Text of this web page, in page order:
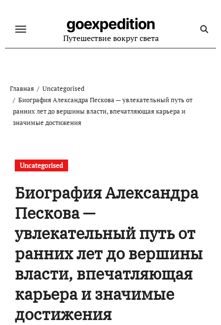
содержанию
goexpedition
Путешествие вокруг света
Главная
Uncategorised
Биография Александра Пескова — увлекательный путь от
ранних лет до вершины власти, впечатляющая карьера и
значимые достижения
Uncategorised
Биография Александра
Пескова —
увлекательный путь от
ранних лет до вершины
власти, впечатляющая
карьера и значимые
достижения